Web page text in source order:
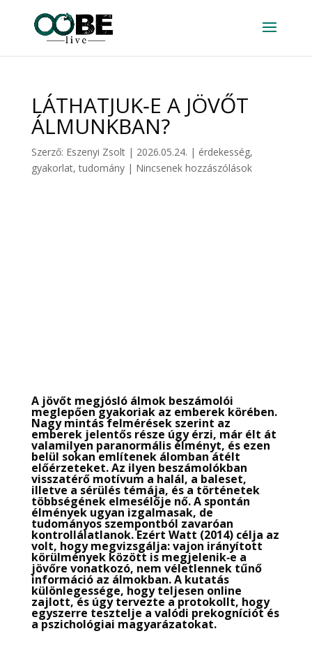
LÁTHATJUK‑E A JÖVŐT
ÁLMUNKBAN?
Szerző: Eszenyi Zsolt| 2026.05.24. | érdekesség,
gyakorlat,tudomány| Nincsenek hozzászólások
A jövőt megjósló álmok beszámolói
meglepően gyakoriak az emberek körében.
Nagy mintás felmérések szerint az
emberek jelentős része úgy érzi, már élt át
valamilyen paranormális élményt, és ezen
belül sokan említenek álomban átélt
előérzeteket. Az ilyen beszámolókban
visszatérő motívum a halál, a baleset,
illetve a sérülés témája, és a történetek
többségének elmesélője nő. A spontán
élmények ugyan izgalmasak, de
tudományos szempontból zavaróan
kontrollálatlanok. Ezért Watt (2014) célja az
volt, hogy megvizsgálja: vajon irányított
körülmények között is megjelenik‑e a
jövőre vonatkozó, nem véletlennek tűnő
információ az álmokban. A kutatás
különlegessége, hogy teljesen online
zajlott, és úgy tervezte a protokollt, hogy
egyszerre tesztelje a valódi prekogníciót és
a pszichológiai magyarázatokat.